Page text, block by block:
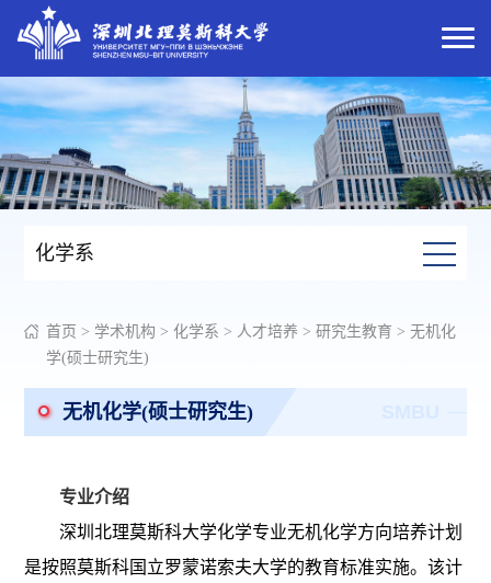
化学系
首页 > 学术机构 >化学系 > 人才培养 >研究生教育 >无机化
学(硕士研究生)
无机化学(硕士研究生)
专业介绍
深圳北理莫斯科大学化学专业无机化学方向培养计划
是按照莫斯科国立罗蒙诺索夫大学的教育标准实施。该计